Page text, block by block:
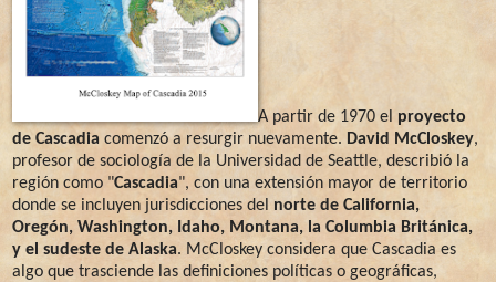
A partir de 1970 el proyecto
de Cascadia comenzó a resurgir nuevamente. David McCloskey,
profesor de sociología de la Universidad de Seattle, describió la
región como "Cascadia", con una extensión mayor de territorio
donde se incluyen jurisdicciones del norte de California,
Oregón, Washington, Idaho, Montana, la Columbia Británica,
y el sudeste de Alaska. McCloskey considera que Cascadia es
algo que trasciende las definiciones políticas o geográficas,